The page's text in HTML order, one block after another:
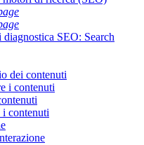
SEO: Search
dei contenuti
i contenuti
contenuti